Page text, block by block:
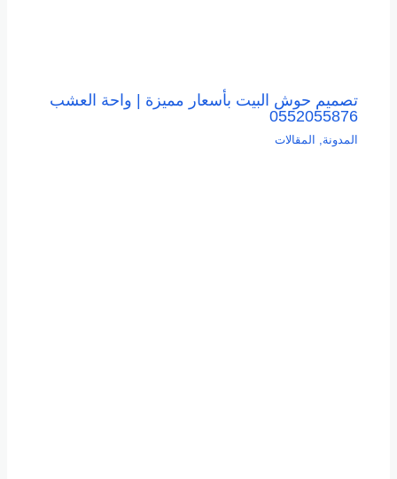
تصميم حوش البيت بأسعار مميزة | واحة العشب
0552055876
المدونة, المقالات